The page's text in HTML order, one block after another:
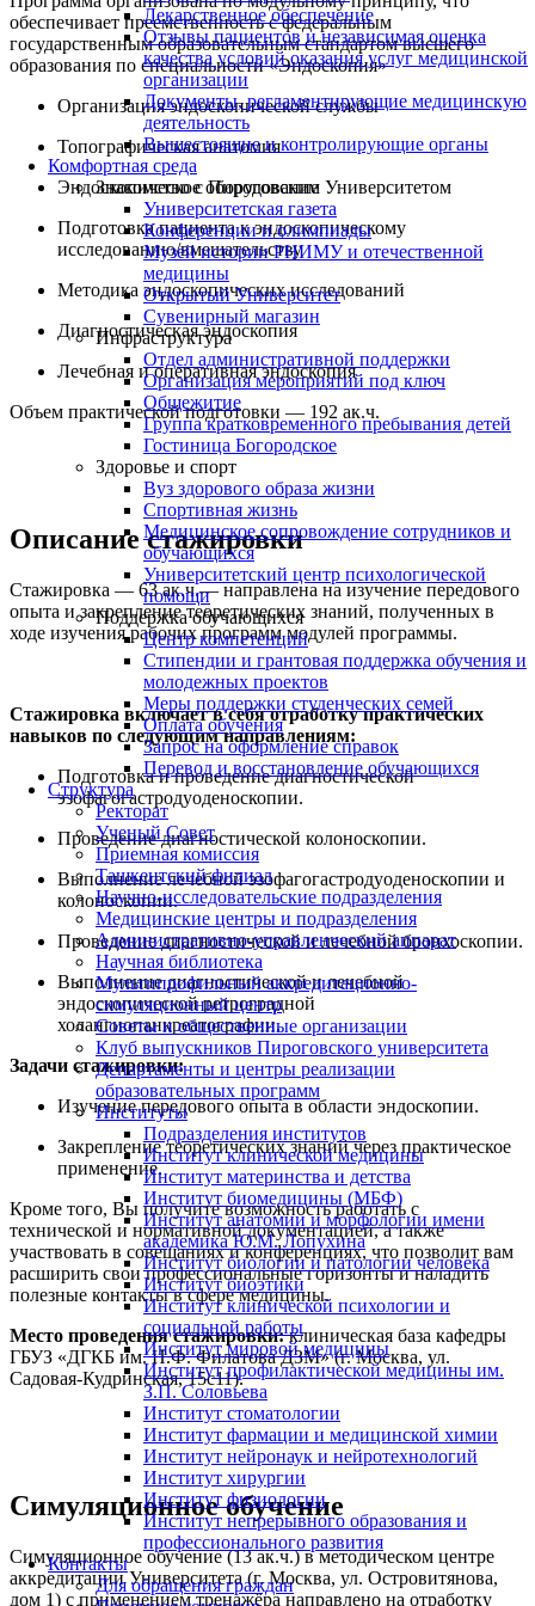
Лекарственное обеспечение
Отзывы пациентов и независимая оценка
качества условий оказания услуг медицинской
организации
Документы, регламентирующие медицинскую
деятельность
Вышестоящие и контролирующие органы
Комфортная среда
Знакомство с Пироговским Университетом
Университетская газета
Конференции и олимпиады
Музей истории РНИМУ и отечественной
медицины
Открытый Университет
Сувенирный магазин
Инфраструктура
Отдел административной поддержки
Организация мероприятий под ключ
Общежитие
Группа кратковременного пребывания детей
Гостиница Богородское
Здоровье и спорт
Вуз здорового образа жизни
Спортивная жизнь
Медицинское сопровождение сотрудников и
обучающихся
Университетский центр психологической
помощи
Поддержка обучающихся
Центр компетенций
Стипендии и грантовая поддержка обучения и
молодежных проектов
Меры поддержки студенческих семей
Оплата обучения
Запрос на оформление справок
Перевод и восстановление обучающихся
Структура
Ректорат
Ученый Совет
Приемная комиссия
Ташкентский филиал
Научно-исследовательские подразделения
Медицинские центры и подразделения
Административно-управленческий аппарат
Научная библиотека
Мультипрофильный аккредитационно-
симуляционный центр
Советы и общественные организации
Клуб выпускников Пироговского университета
Департаменты и центры реализации
образовательных программ
Институты
Подразделения институтов
Институт клинической медицины
Институт материнства и детства
Институт биомедицины (МБФ)
Институт анатомии и морфологии имени
академика Ю.М. Лопухина
Институт биологии и патологии человека
Институт биоэтики
Институт клинической психологии и
социальной работы
Институт мировой медицины
Институт профилактической медицины им.
З.П. Соловьева
Институт стоматологии
Институт фармации и медицинской химии
Институт нейронаук и нейротехнологий
Институт хирургии
Институт физиологии
Институт непрерывного образования и
профессионального развития
Контакты
Для обращения граждан
обеспечивает преемственность с федеральным
государственным образовательным стандартом высшего
образования по специальности «Эндоскопия»
Организация эндоскопической службы
Топографическая анатомия
Эндоскопическое оборудование
Подготовка пациента к эндоскопическому
исследованию/вмешательству
Методика эндоскопических исследований
Диагностическая эндоскопия
Лечебная и оперативная эндоскопия
Объем практической подготовки — 192 ак.ч.
Описание стажировки
Стажировка — 63 ак.ч.— направлена на изучение передового
опыта и закрепление теоретических знаний, полученных в
ходе изучения рабочих программ модулей программы.
Стажировка включает в себя отработку практических
навыков по следующим направлениям:
Подготовка и проведение диагностической
эзофагогастродуоденоскопии.
Проведение диагностической колоноскопии.
Выполнение лечебной эзофагогастродуоденоскопии и
колоноскопии.
Проведение диагностической и лечебной бронхоскопии.
Выполнение диагностической и лечебной
эндоскопической ретроградной
холангиопанкреатографии.
Задачи стажировки:
Изучение передового опыта в области эндоскопии.
Закрепление теоретических знаний через практическое
применение.
Кроме того, Вы получите возможность работать с
технической и нормативной документацией, а также
участвовать в совещаниях и конференциях, что позволит вам
расширить свои профессиональные горизонты и наладить
полезные контакты в сфере медицины.
Место проведения стажировки:клиническая база кафедры
ГБУЗ «ДГКБ им. Н.Ф. Филатова ДЗМ» (г. Москва, ул.
Садовая-Кудринская, 15с11).
Симуляционное обучение
Симуляционное обучение (13 ак.ч.) в методическом центре
аккредитации Университета (г. Москва, ул. Островитянова,
дом 1) с применением тренажёра направлено на отработку